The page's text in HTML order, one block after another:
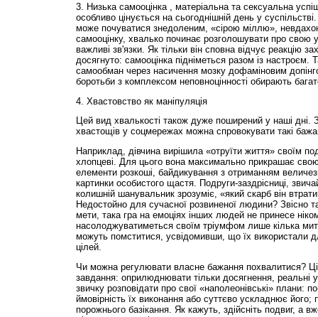
3. Низька самооцінка , матеріальна та сексуальна
особливо цінується на сьогоднішній день у
може почуватися знедоленим, «сірою міллю»,
самооцінку, хвалько починає розголошувати про свою
важливі зв'язки. Як тільки він сповна відчує реакцію
досягнуто: самооцінка підніметься разом із настроєм.
самообман через насичення мозку дофаміновим
боротьби з комплексом неповноцінності обирають
4. Хвастовство як маніпуляція
Цей вид хвалькості також дуже поширений у наші
хвастощів у соцмережах можна спровокувати такі
Наприклад, дівчина вирішила «отруїти життя» своїм
хлопцеві. Для цього вона максимально прикрашає
елементи розкоші, байдикування з отриманням
картинки особистого щастя. Подруги-заздрісниці,
колишній шанувальник зрозуміє, «який скарб він
Недостойно для сучасної розвиненої людини? Звісно
мети, така гра на емоціях інших людей не принесе
насолоджуватиметься своїм тріумфом лише кілька
можуть помститися, усвідомивши, що їх використали
цілей.
Чи можна регулювати власне бажання похвалитися?
завдання: оприлюднювати тільки досягнення, реальні
звичку розповідати про свої «наполеонівські» плани:
ймовірність їх виконання або суттєво ускладнює
порожнього базікання. Як кажуть, здійсніть подвиг, а